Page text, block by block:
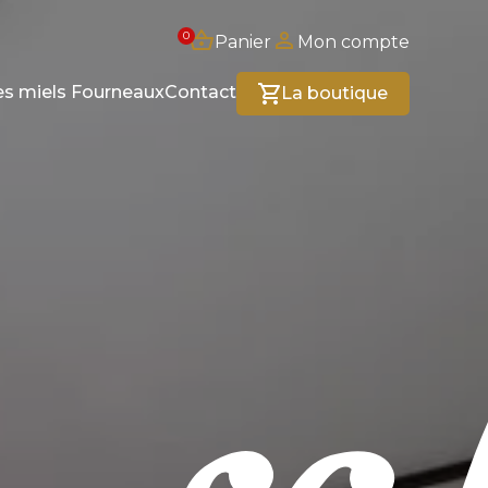
0 Panier Mon compte
miels FourneauxContact La boutique